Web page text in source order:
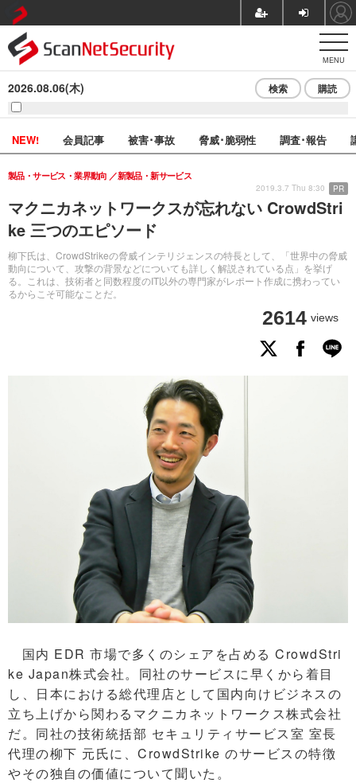
MENU
2026.08.06(木) 検索 購読
NEW! 会員記事 被害･事故 脅威･脆弱性 調査･報告
マクニカネットワークスが忘れない CrowdStri
ke 三つのエピソード
柳下氏は、CrowdStrikeの脅威インテリジェンスの特長として、「世界中の脅威
動向について、攻撃の背景などについても詳しく解説されている点」を挙げ
る。これは、技術者と同数程度のIT以外の専門家がレポート作成に携わってい
るからこそ可能なことだ。
製品・サービス・業界動向 新製品・新サービス
2614 views
2019.3.7 Thu 8:30 PR
国内 EDR 市場で多くのシェアを占める CrowdStri
ke Japan株式会社。同社のサービスに早くから着目
し、日本における総代理店として国内向けビジネスの
立ち上げから関わるマクニカネットワークス株式会社
だ。同社の技術統括部 セキュリティサービス室 室長
代理の柳下 元氏に、CrowdStrike のサービスの特徴
やその独自の価値について聞いた。